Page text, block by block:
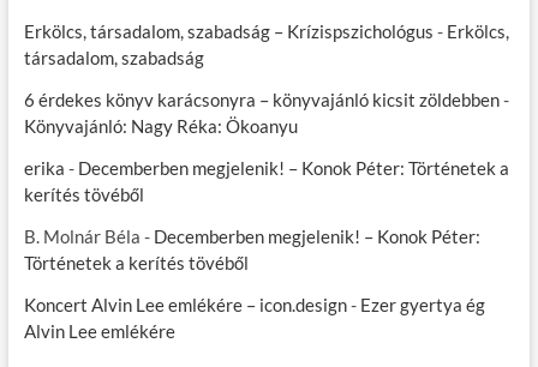
Erkölcs, társadalom, szabadság – Krízispszichológus - Erkölcs,
társadalom, szabadság
6 érdekes könyv karácsonyra – könyvajánló kicsit zöldebben-
Könyvajánló: Nagy Réka: Ökoanyu
erika - Decemberben megjelenik! – Konok Péter: Történetek a
kerítés tövéből
B. Molnár Béla - Decemberben megjelenik! – Konok Péter:
Történetek a kerítés tövéből
Koncert Alvin Lee emlékére – icon.design- Ezer gyertya ég
Alvin Lee emlékére